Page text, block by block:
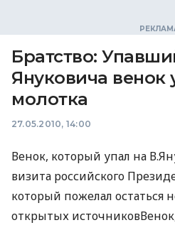
Братство:
Януковича венок
молотка
27.05.2010, 14:00
Венок, который упал на
визита российского
который пожелал остаться
открытых